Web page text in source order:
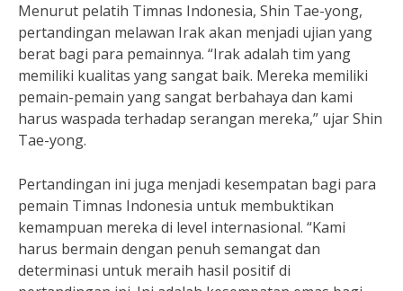
Menurut pelatih Timnas Indonesia, Shin Tae-yong,
pertandingan melawan Irak akan menjadi ujian yang
berat bagi para pemainnya. “Irak adalah tim yang
memiliki kualitas yang sangat baik. Mereka memiliki
pemain-pemain yang sangat berbahaya dan kami
harus waspada terhadap serangan mereka,” ujar Shin
Tae-yong.
Pertandingan ini juga menjadi kesempatan bagi para
pemain Timnas Indonesia untuk membuktikan
kemampuan mereka di level internasional. “Kami
harus bermain dengan penuh semangat dan
determinasi untuk meraih hasil positif di